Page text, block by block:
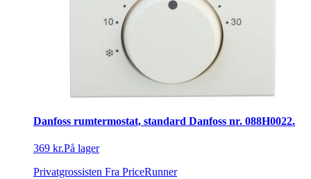
Danfoss rumtermostat, standard Danfoss nr. 088H0022.
369 kr.På lager
Privatgrossisten Fra PriceRunner